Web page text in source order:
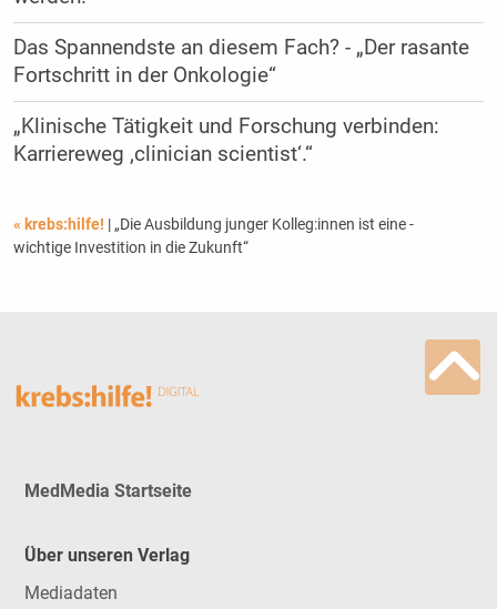
Das Spannendste an diesem Fach? - „Der rasante
Fortschritt in der Onkologie“
„Klinische Tätigkeit und Forschung verbinden:
Karriereweg ‚clinician scientist‘.“
« krebs:hilfe! | „Die Ausbildung junger Kolleg:innen ist eine ­
wichtige Investition in die Zukunft“
MedMedia Startseite
Über unseren Verlag
Mediadaten